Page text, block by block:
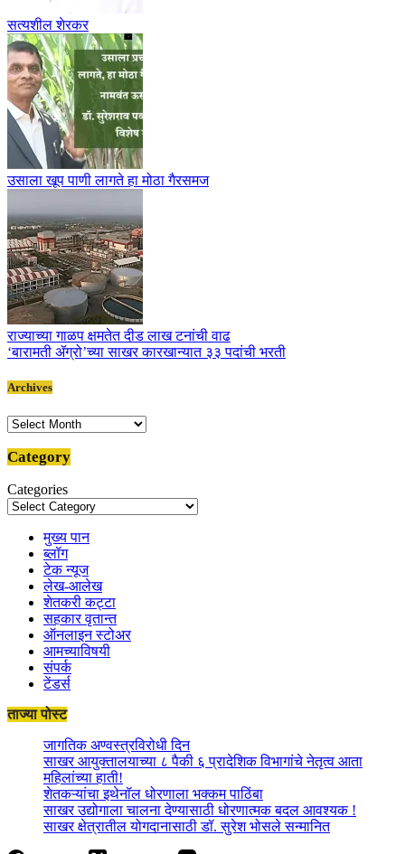
सत्यशील शेरकर
उसाला खूप पाणी लागते हा मोठा गैरसमज
राज्याच्या गाळप क्षमतेत दीड लाख टनांची वाढ
‘बारामती ॲग्रो’च्या साखर कारखान्यात ३३ पदांची भरती
Archives
Archives
Category
Categories
मुख्य पान
ब्लॉग
टेक न्यूज
लेख-आलेख
शेतकरी कट्टा
सहकार वृतान्त
ऑनलाइन स्टोअर
आमच्याविषयी
संपर्क
टेंडर्स
ताज्या पोस्ट
जागतिक अण्वस्त्रविरोधी दिन
साखर आयुक्तालयाच्या ८ पैकी ६ प्रादेशिक विभागांचे नेतृत्व आता
महिलांच्या हाती!
शेतकऱ्यांचा इथेनॉल धोरणाला भक्कम पाठिंबा
साखर उद्योगाला चालना देण्यासाठी धोरणात्मक बदल आवश्यक !
साखर क्षेत्रातील योगदानासाठी डॉ. सुरेश भोसले सन्मानित